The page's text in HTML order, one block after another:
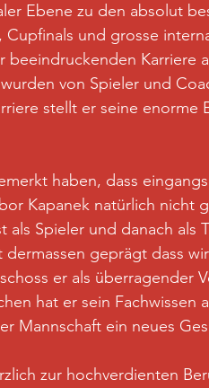
Ebene zu den absolut
und grosse
Karriere
von Spieler und
stellt er seine enorme
haben, dass
Kapanek natürlich nicht
als Spieler und danach als
geprägt dass
er als überragender
hat er sein Fachwissen
Mannschaft ein neues
zur hochverdienten